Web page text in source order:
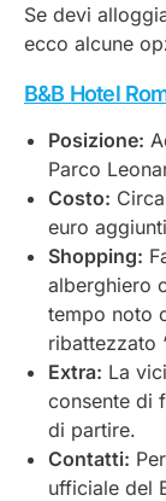
Se devi
ecco alcune
B&B Hotel
Posizione:
Parco
Costo:
euro
Shopping:
alberghiero
tempo noto
ribattezzato
Extra: La
consente di
di partire.
Contatti:
ufficiale del